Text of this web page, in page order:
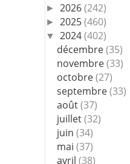
► 2026(242)
► 2025(460)
▼ 2024(402)
décembre(35)
novembre(33)
octobre(27)
septembre(33)
août(37)
juillet(32)
juin(34)
mai(37)
avril(38)